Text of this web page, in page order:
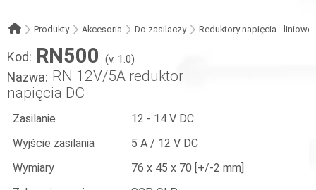
Produkty Akcesoria Do zasilaczy Reduktory napięcia - liniowe
Kod: RN500 (v. 1.0)
Nazwa: RN 12V/5A reduktor
napięcia DC
Zasilanie
12 - 14 V DC
Wyjście zasilania
5 A / 12 V DC
Wymiary
76 x 45 x 70 [+/-2 mm]